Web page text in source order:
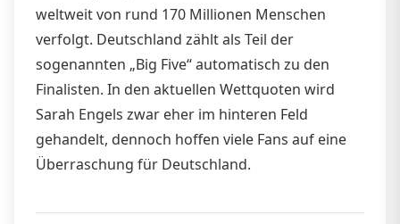
weltweit von rund 170 Millionen Menschen
verfolgt. Deutschland zählt als Teil der
sogenannten „Big Five“ automatisch zu den
Finalisten. In den aktuellen Wettquoten wird
Sarah Engels zwar eher im hinteren Feld
gehandelt, dennoch hoffen viele Fans auf eine
Überraschung für Deutschland.